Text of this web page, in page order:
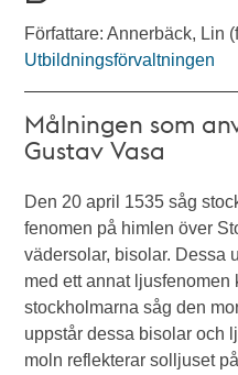
Författare: Annerbäck, Lin
Utbildningsförvaltningen
Målningen som
Gustav Vasa
Den 20 april 1535 såg
fenomen på himlen över
vädersolar, bisolar. Dessa
med ett annat
stockholmarna såg den
uppstår dessa bisolar och
moln reflekterar solljuset